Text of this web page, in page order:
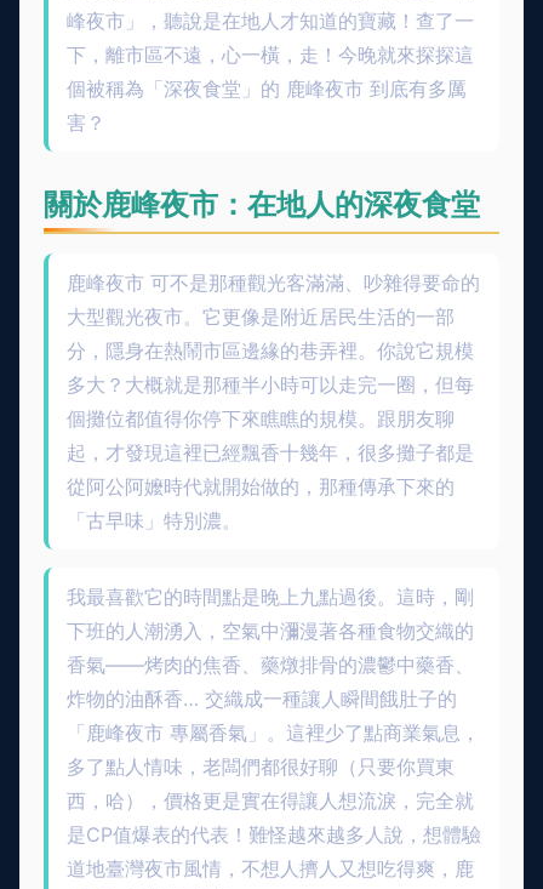
峰夜市」，聽說是在地人才知道的寶藏！查了一
下，離市區不遠，心一橫，走！今晚就來探探這
個被稱為「深夜食堂」的 鹿峰夜市 到底有多厲
害？
關於鹿峰夜市：在地人的深夜食堂
鹿峰夜市 可不是那種觀光客滿滿、吵雜得要命的
大型觀光夜市。它更像是附近居民生活的一部
分，隱身在熱鬧市區邊緣的巷弄裡。你說它規模
多大？大概就是那種半小時可以走完一圈，但每
個攤位都值得你停下來瞧瞧的規模。跟朋友聊
起，才發現這裡已經飄香十幾年，很多攤子都是
從阿公阿嬤時代就開始做的，那種傳承下來的
「古早味」特別濃。
我最喜歡它的時間點是晚上九點過後。這時，剛
下班的人潮湧入，空氣中瀰漫著各種食物交織的
香氣——烤肉的焦香、藥燉排骨的濃鬱中藥香、
炸物的油酥香… 交織成一種讓人瞬間餓肚子的
「鹿峰夜市 專屬香氣」。這裡少了點商業氣息，
多了點人情味，老闆們都很好聊（只要你買東
西，哈），價格更是實在得讓人想流淚，完全就
是CP值爆表的代表！難怪越來越多人說，想體驗
道地臺灣夜市風情，不想人擠人又想吃得爽，鹿